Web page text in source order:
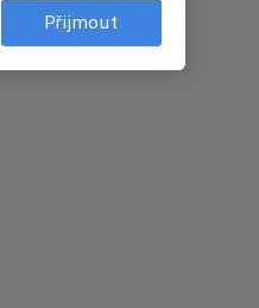
Přijmout